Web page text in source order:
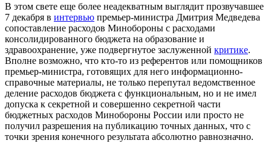
В этом свете еще более неадекватным выглядит прозвучавшее
7 декабря в интервью премьер-министра Дмитрия Медведева
сопоставление расходов Минобороны с расходами
консолидированного бюджета на образование и
здравоохранение, уже подвергнутое заслуженной критике.
Вполне возможно, что кто-то из референтов или помощников
премьер-министра, готовящих для него информационно-
справочные материалы, не только перепутал ведомственное
деление расходов бюджета с функциональным, но и не имел
допуска к секретной и совершенно секретной части
бюджетных расходов Минобороны России или просто не
получил разрешения на публикацию точных данных, что с
точки зрения конечного результата абсолютно равнозначно.